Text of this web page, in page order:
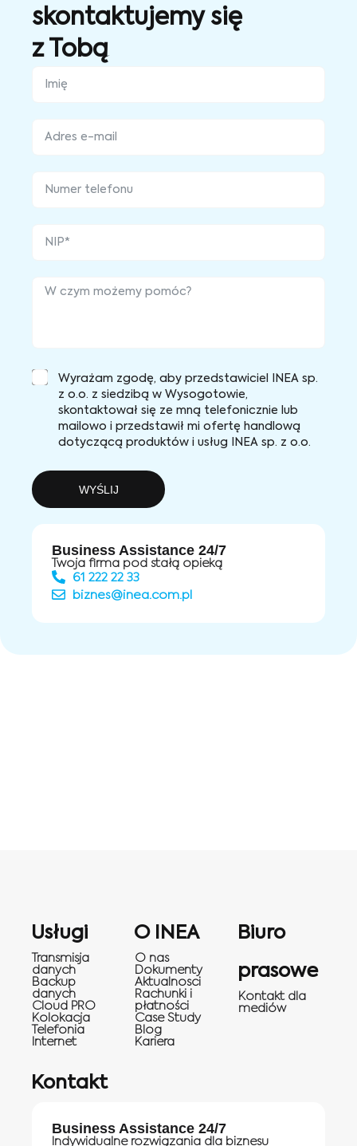
skontaktujemy się
z Tobą
Wyrażam zgodę, aby przedstawiciel INEA sp.
z o.o. z siedzibą w Wysogotowie,
skontaktował się ze mną telefonicznie lub
mailowo i przedstawił mi ofertę handlową
dotyczącą produktów i usług INEA sp. z o.o.
WYŚLIJ
Business Assistance 24/7
Twoja firma pod stałą opieką
61 222 22 33
biznes@inea.com.pl
Usługi
Transmisja
danych
Backup
danych
Cloud PRO
Kolokacja
Telefonia
Internet
O INEA
O nas
Dokumenty
Aktualnosci
Rachunki i
płatności
Case Study
Blog
Kariera
Biuro
prasowe
Kontakt dla
mediów
Kontakt
Business Assistance 24/7
Indywidualne rozwiązania dla biznesu